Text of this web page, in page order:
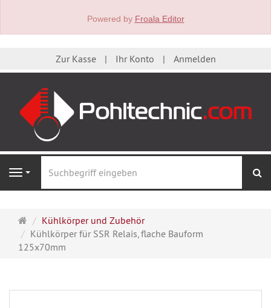
Powered by Froala Editor
Zur Kasse Ihr Konto Anmelden
Navigation
Startseite
Kühlkörper und Zubehör
Kühlkörper für SSR Relais, flache Bauform
125x70mm